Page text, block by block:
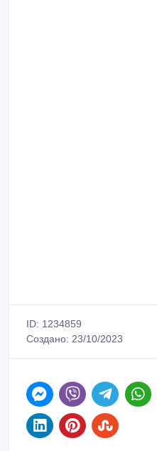
ID: 1234859
Создано: 23/10/2023